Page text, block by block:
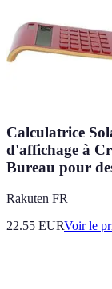
Calculatrice
d'affichage à
Bureau pour
Rakuten FR
22.55 EURVoir le